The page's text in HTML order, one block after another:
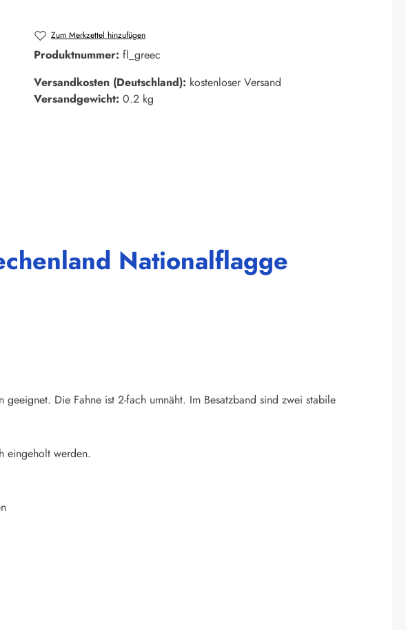
Zum Merkzettel hinzufügen
Produktnummer: fl_greec
Versandkosten (Deutschland): kostenloser Versand
Versandgewicht: 0.2 kg
Nationalflagge
Die Fahne ist 2-fach umnäht. Im Besatzband sind zwei stabile
eingeholt werden.